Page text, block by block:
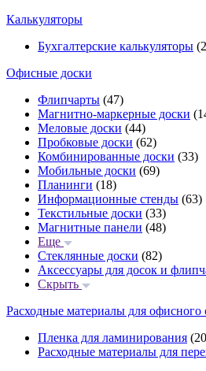
Калькуляторы
Бухгалтерские калькуляторы
Офисные доски
Флипчарты (47)
Магнитно-маркерные доски
Меловые доски (44)
Пробковые доски (62)
Комбинированные доски (33)
Мобильные доски (69)
Планинги (18)
Информационные стенды (63)
Текстильные доски (33)
Магнитные панели (48)
Еще
Стеклянные доски (82)
Аксессуары для досок и
Скрыть
Расходные материалы для офисного
Пленка для ламинирования
Расходные материалы для